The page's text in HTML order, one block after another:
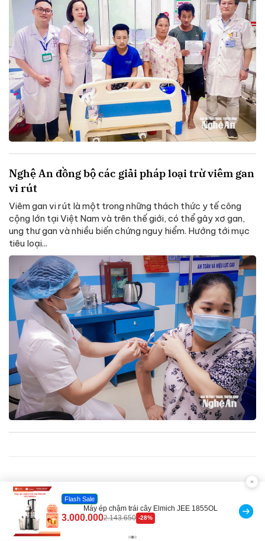
Nghệ An đồng bộ các giải pháp loại trừ viêm gan
vi rút
Viêm gan vi rút là một trong những thách thức y tế công
cộng lớn tại Việt Nam và trên thế giới, có thể gây xơ gan,
ung thư gan và nhiều biến chứng nguy hiểm. Hướng tới mục
tiêu loại...
Đã bán nhiều
Máy rửa xe cầm tay xịt rửa cao áp có tạo bọt tuyết
399.000